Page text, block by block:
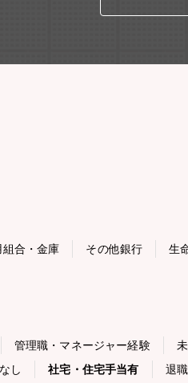
組合・金庫 その他銀行 生
管理職・マネージャー経験
し 社宅・住宅手当有 退